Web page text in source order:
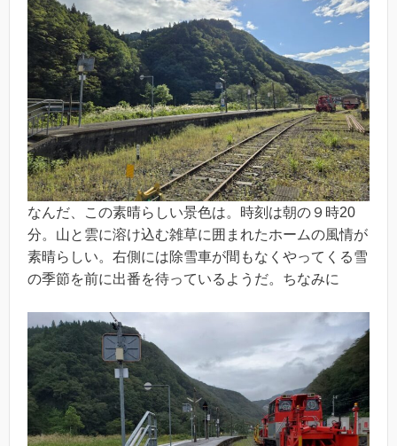
なんだ、この素晴らしい景色は。時刻は朝の９時20
分。山と雲に溶け込む雑草に囲まれたホームの風情が
素晴らしい。右側には除雪車が間もなくやってくる雪
の季節を前に出番を待っているようだ。ちなみに